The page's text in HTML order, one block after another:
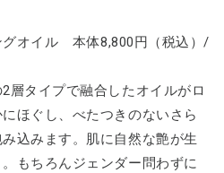
グオイル 本体8,800円（税込）/
層タイプで融合したオイルがロ
ほぐし、べたつきのないさら
込みます。肌に自然な艶が生
もちろんジェンダー問わずに